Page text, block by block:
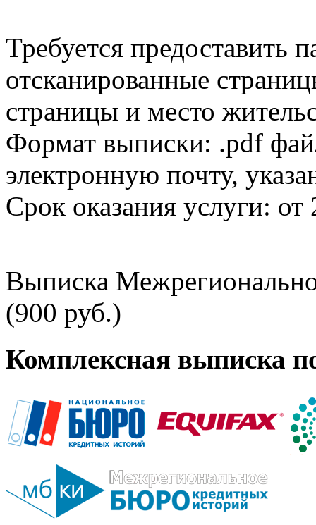
Требуется предоставить
отсканированные
страницы и место
Формат выписки: .pdf
электронную почту,
Срок оказания услуги: от
Выписка
(900 руб.)
Комплексная выписка